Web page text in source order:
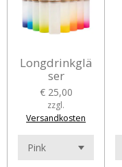
Longdrinkglä
ser
€ 25,00
zzgl.
Versandkosten